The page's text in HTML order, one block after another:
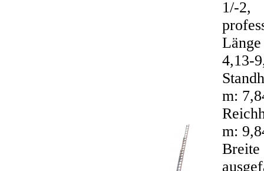
1/-2,
4,13-
m:
m:
Breite